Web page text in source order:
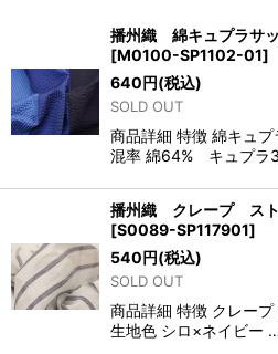
並び順:
絞り込む
播州織 綿キュプラサ
[M0100-SP1102-01]
640円(税込)
SOLD OUT
商品詳細 特徴 綿キュ
混率 綿64% キュプラ
播州織 クレープ ス
[S0089-SP117901]
540円(税込)
SOLD OUT
商品詳細 特徴 クレー
生地色 シロ×ネイビー